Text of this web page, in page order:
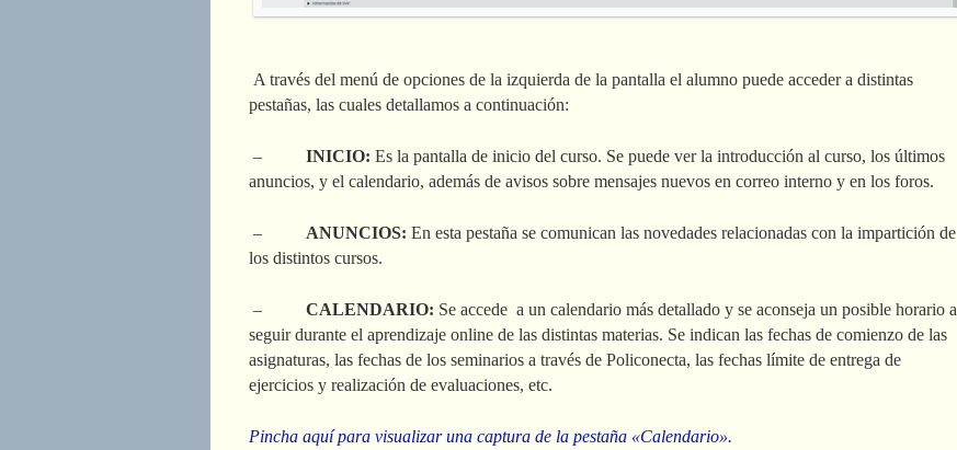
A través del menú de opciones de la izquierda de la pantalla el alumno puede acceder a distintas
pestañas, las cuales detallamos a continuación:
– INICIO: Es la pantalla de inicio del curso. Se puede ver la introducción al curso, los últimos
anuncios, y el calendario, además de avisos sobre mensajes nuevos en correo interno y en los foros.
– ANUNCIOS: En esta pestaña se comunican las novedades relacionadas con la impartición de
los distintos cursos.
– CALENDARIO: Se accede a un calendario más detallado y se aconseja un posible horario a
seguir durante el aprendizaje online de las distintas materias. Se indican las fechas de comienzo de las
asignaturas, las fechas de los seminarios a través de Policonecta, las fechas límite de entrega de
ejercicios y realización de evaluaciones, etc.
Pincha aquí para visualizar una captura de la pestaña «Calendario».